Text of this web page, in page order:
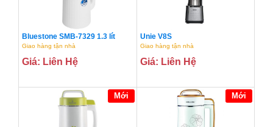
Bluestone SMB-7329 1.3 lít
Giao hàng tận nhà
Giá: Liên Hệ
Unie V8S
Giao hàng tận nhà
Giá: Liên Hệ
Mới Mới